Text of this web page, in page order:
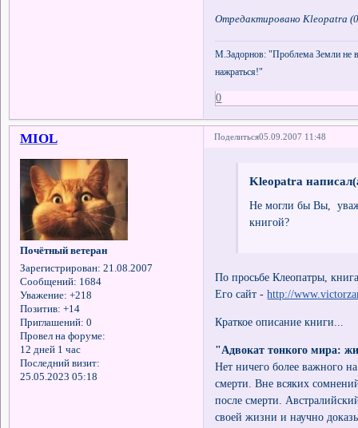
Отредактировано Kleopatra
М.Задорнов: "Проблема Земли не
нажраться!"
0
Поделиться05.09.2007 11:48
MIOL
Почётный ветеран
Зарегистрирован: 21.08.2007
Сообщений: 1684
Уважение: +218
Позитив: +14
Приглашений: 0
Провел на форуме:
12 дней 1 час
Последний визит:
25.05.2023 05:18
Kleopatra
Не могли бы Вы,
книгой?
По просьбе Клеопатры,
Его сайт -http://
Краткое описание книги...
"Адвокат тонкого мира:
Нет ничего более важного
смерти. Вне всяких
после смерти.
своей жизни и научно